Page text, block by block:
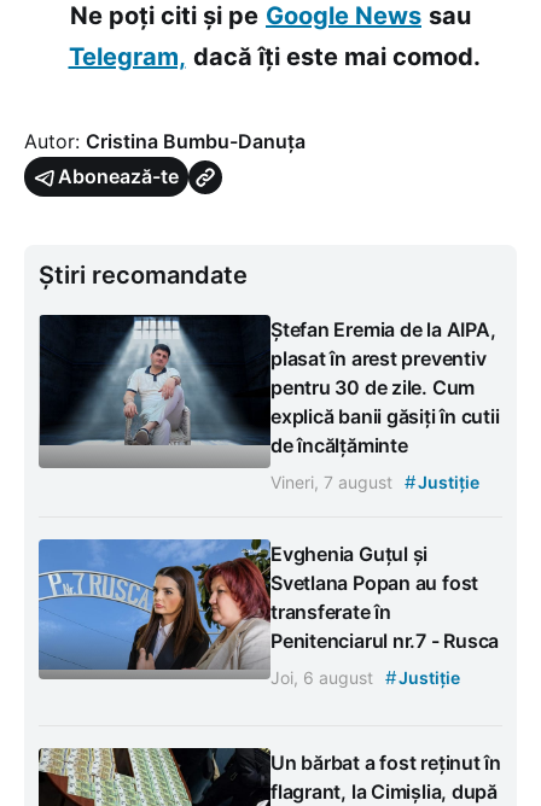
Ne poți citi și pe Google News sau
Telegram, dacă îți este mai comod.
Autor: Cristina Bumbu-Danuța
Abonează-te
Știri recomandate
Ștefan Eremia de la AIPA,
plasat în arest preventiv
pentru 30 de zile. Cum
explică banii găsiți în cutii
de încălțăminte
Vineri, 7 august #Justiție
Evghenia Guțul și
Svetlana Popan au fost
transferate în
Penitenciarul nr.7 - Rusca
Joi, 6 august #Justiție
Un bărbat a fost reținut în
flagrant, la Cimișlia, după